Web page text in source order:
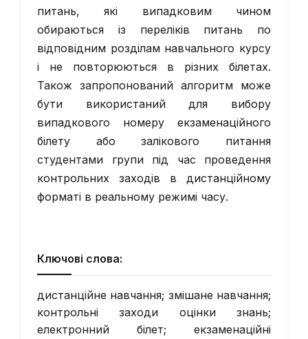
питань, які випадковим чином
обираються із переліків питань по
відповідним розділам навчального курсу
і не повторюються в різних білетах.
Також запропонований алгоритм може
бути використаний для вибору
випадкового номеру екзаменаційного
білету або залікового питання
студентами групи під час проведення
контрольних заходів в дистанційному
форматі в реальному режимі часу.
Ключові слова:
дистанційне навчання; змішане навчання;
контрольні заходи оцінки знань;
електронний білет; екзаменаційні